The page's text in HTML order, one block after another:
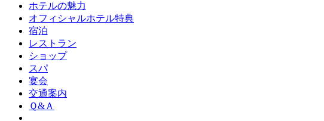
ホテルの魅力
オフィシャルホテル特典
宿泊
レストラン
ショップ
スパ
宴会
交通案内
Ｑ&Ａ